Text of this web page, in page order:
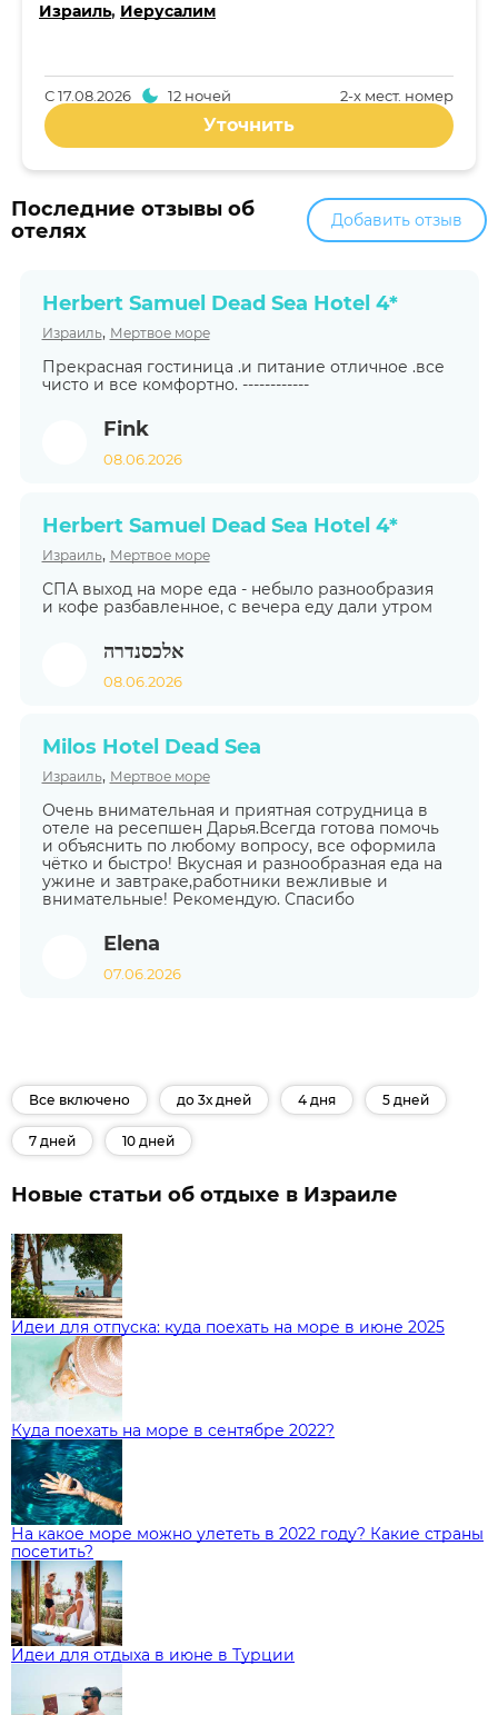
Израиль, Иерусалим
2-x мест. номер
С17.08.2026 12 ночей
Уточнить
Последние отзывы об
отелях
Добавить отзыв
Herbert Samuel Dead Sea Hotel 4*
Израиль, Мертвое море
Прекрасная гостиница .и питание отличное .все
чисто и все комфортно. ------------
Fink
08.06.2026
Herbert Samuel Dead Sea Hotel 4*
Израиль, Мертвое море
СПА выход на море еда - небыло разнообразия
и кофе разбавленное, с вечера еду дали утром
אלכסנדרה
08.06.2026
Milos Hotel Dead Sea
Израиль, Мертвое море
Очень внимательная и приятная сотрудница в
отеле на ресепшен Дарья.Всегда готова помочь
и объяснить по любому вопросу, все оформила
чётко и быстро! Вкусная и разнообразная еда на
ужине и завтраке,работники вежливые и
внимательные! Рекомендую. Спасибо
Elena
07.06.2026
Все включено до 3х дней 4 дня 5 дней
7 дней 10 дней
Новые статьи об отдыхе в Израиле
Идеи для отпуска: куда поехать на море в июне 2025
Куда поехать на море в сентябре 2022?
На какое море можно улететь в 2022 году? Какие страны
посетить?
Идеи для отдыха в июне в Турции